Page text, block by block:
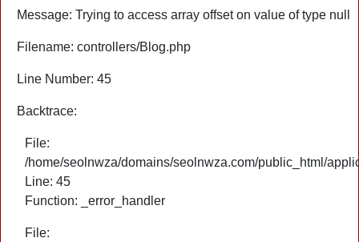
Message: Trying to access array offset on value of type null
Filename: controllers/Blog.php
Line Number: 45
Backtrace:
File:
/home/seolnwza/domains/seolnwza.com/public_html/
Line: 45
Function: _error_handler
File: